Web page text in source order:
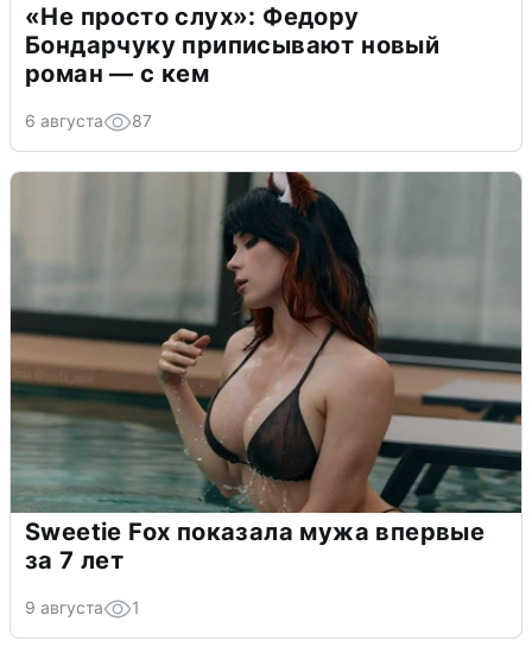
«Не просто слух»: Федору
Бондарчуку приписывают новый
роман — с кем
6 августа 87
Sweetie Fox показала мужа впервые
за 7 лет
9 августа 1